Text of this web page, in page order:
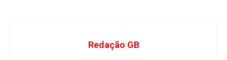
Redação GB